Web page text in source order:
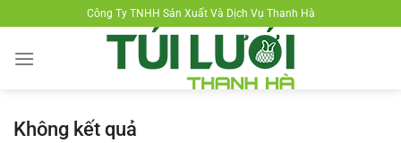
đến
nội
Công Ty TNHH Sản Xuất Và Dịch Vụ Thanh Hà
Không kết quả